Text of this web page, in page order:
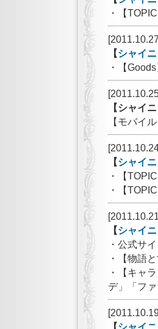
・【
【シャイ
・【
【シャイ
【モバイ
【シャイ
・【
・【
【シャイ
・公式サ
・【物語
・【キャ
デ」「フ
【シャイ